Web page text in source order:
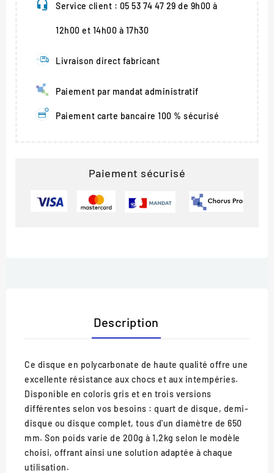
Service client : 05 53 74 47 29 de 9h00 à
12h00 et 14h00 à 17h30
Livraison direct fabricant
Paiement par mandat administratif
Paiement carte bancaire 100 % sécurisé
Paiement sécurisé
Description
Ce disque en polycarbonate de haute qualité offre une
excellente résistance aux chocs et aux intempéries.
Disponible en coloris gris et en trois versions
différentes selon vos besoins : quart de disque, demi-
disque ou disque complet, tous d'un diamètre de 650
mm. Son poids varie de 200g à 1,2kg selon le modèle
choisi, offrant ainsi une solution adaptée à chaque
utilisation.